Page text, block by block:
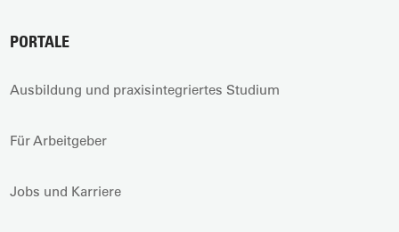
PORTALE
Ausbildung und praxisintegriertes Studium
Für Arbeitgeber
Jobs und Karriere